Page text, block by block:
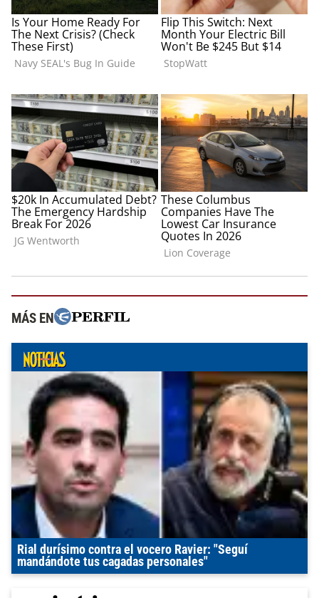
MÁS EN
Rial durísimo contra el vocero Ravier: "Seguí
mandándote tus cagadas personales"